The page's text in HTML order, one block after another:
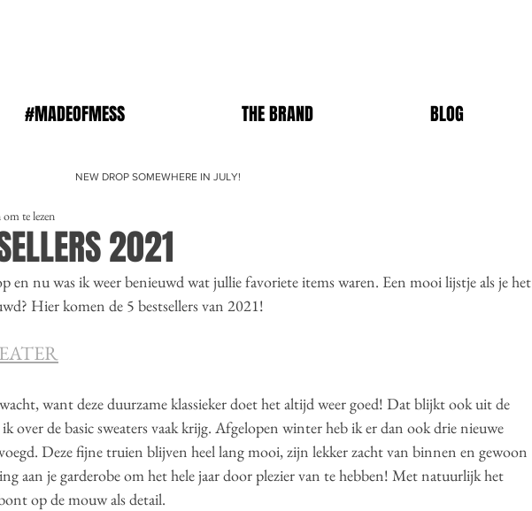
#MADEOFMESS THE BRAND BLOG
NEW DROP SOMEWHERE IN JULY!
2021
te lezen
en nu was ik weer benieuwd wat jullie favoriete items waren. Een mooi lijstje als je het
Hier komen de 5 bestsellers van 2021!
want deze duurzame klassieker doet het altijd weer goed! Dat blijkt ook uit de
over de basic sweaters vaak krijg. Afgelopen winter heb ik er dan ook drie nieuwe
Deze fijne truien blijven heel lang mooi, zijn lekker zacht van binnen en gewoon
aan je garderobe om het hele jaar door plezier van te hebben! Met natuurlijk het
op de mouw als detail.